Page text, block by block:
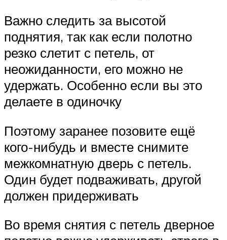
Важно следить за высотой
поднятия, так как если полотно
резко слетит с петель, от
неожиданности, его можно не
удержать. Особенно если вы это
делаете в одиночку
Поэтому заранее позовите ещё
кого-нибудь и вместе снимите
межкомнатную дверь с петель.
Один будет подваживать, другой
должен придерживать
Во время снятия с петель дверное